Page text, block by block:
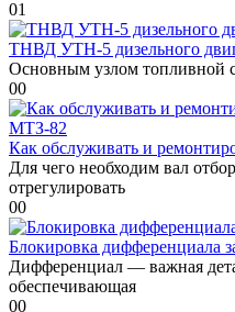
01
ТНВД УТН-5 дизельного
Основным узлом топливной
00
Как обслуживать и
Для чего необходим вал
отрегулировать
00
Блокировка дифференциала
Дифференциал — важная
обеспечивающая
00